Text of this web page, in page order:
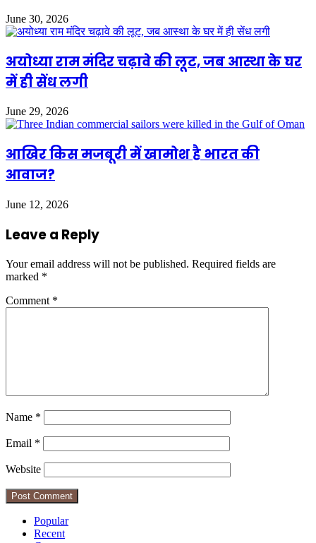
June 30, 2026
अयोध्या राम मंदिर चढ़ावे की लूट, जब आस्था के घर
में ही सेंध लगी
June 29, 2026
आखिर किस मजबूरी में खामोश है भारत की
आवाज?
June 12, 2026
Leave a Reply
Your email address will not be published. Required fields are
marked *
Comment *
Name *
Email *
Website
Popular
Recent